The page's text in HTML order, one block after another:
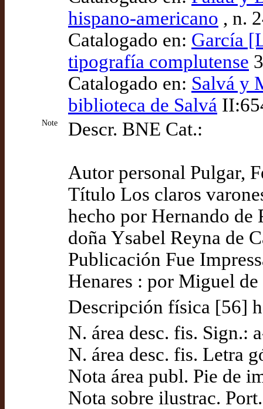
hispano-americano , n.
Catalogado en: García
tipografía complutense
Catalogado en: Salvá y
biblioteca de Salvá
Note Descr. BNE Cat.:
Autor personal Pulgar,
Título Los claros
hecho por Hernando
doña Ysabel Reyna de
Publicación Fue
Henares : por Miguel
Descripción física [56]
N. área desc. fis. Sign.:
N. área desc. fis. Letra
Nota área publ. Pie de
Nota sobre ilustrac.